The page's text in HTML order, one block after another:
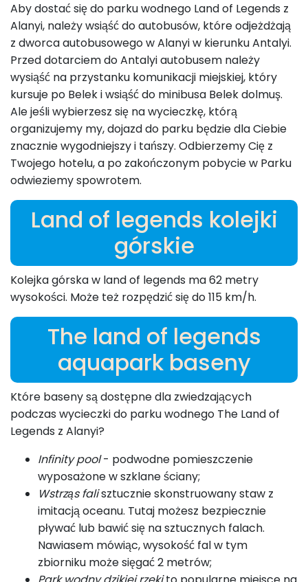
Aby dostać się do parku wodnego Land of Legends z
Alanyi, należy wsiąść do autobusów, które odjeżdżają
z dworca autobusowego w Alanyi w kierunku Antalyi.
Przed dotarciem do Antalyi autobusem należy
wysiąść na przystanku komunikacji miejskiej, który
kursuje po Belek i wsiąść do minibusa Belek dolmuş.
Ale jeśli wybierzesz się na wycieczkę, którą
organizujemy my, dojazd do parku będzie dla Ciebie
znacznie wygodniejszy i tańszy. Odbierzemy Cię z
Twojego hotelu, a po zakończonym pobycie w Parku
odwieziemy spowrotem.
Land of legends kolejki
górskie
Kolejka górska w land of legends ma 62 metry
wysokości. Może też rozpędzić się do 115 km/h.
The land of legends
aquapark baseny
Które baseny są dostępne dla zwiedzających
podczas wycieczki do parku wodnego The Land of
Legends z Alanyi?
Infinity pool- podwodne pomieszczenie
wyposażone w szklane ściany;
Wstrząs falisztucznie skonstruowany staw z
imitacją oceanu. Tutaj możesz bezpiecznie
pływać lub bawić się na sztucznych falach.
Nawiasem mówiąc, wysokość fal w tym
zbiorniku może sięgać 2 metrów;